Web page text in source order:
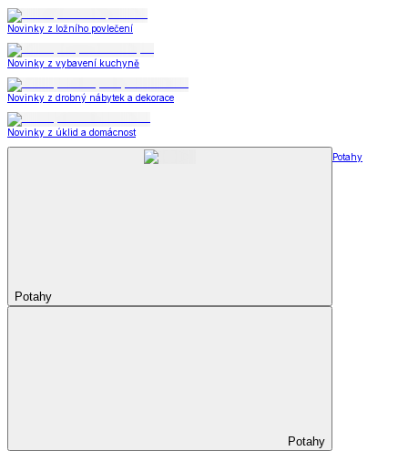
Novinky z ložního povlečení
Novinky z vybavení kuchyně
Novinky z drobný nábytek a dekorace
Novinky z úklid a domácnost
Potahy
Potahy
Potahy